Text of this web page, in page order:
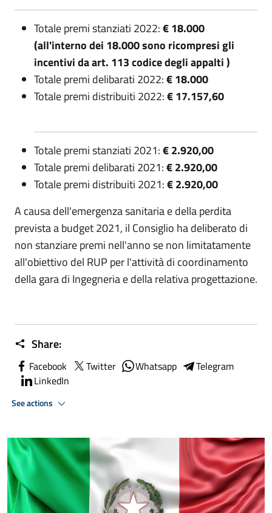
Totale premi stanziati 2022:€ 18.000
(all'interno dei 18.000 sono ricompresi gli
incentivi da art. 113 codice degli appalti )
Totale premi delibarati 2022:€ 18.000
Totale premi distribuiti 2022:€ 17.157,60
Totale premi stanziati 2021:€ 2.920,00
Totale premi delibarati 2021:€ 2.920,00
Totale premi distribuiti 2021:€ 2.920,00
A causa dell'emergenza sanitaria e della perdita
prevista a budget 2021, il Consiglio ha deliberato di
non stanziare premi nell'anno se non limitatamente
all'obiettivo del RUP per l'attività di coordinamento
della gara di Ingegneria e della relativa progettazione.
Share:
Facebook Twitter Whatsapp
Telegram
LinkedIn
See actions